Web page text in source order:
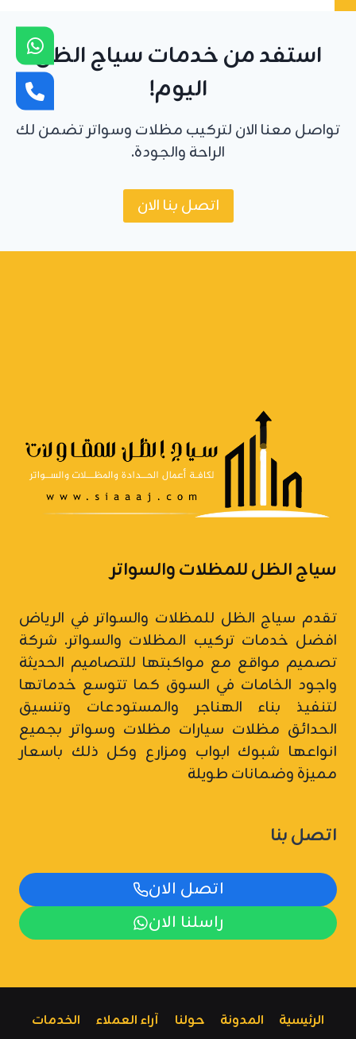
استفد من خدمات سياج الظل
اليوم!
تواصل معنا الان لتركيب مظلات وسواتر تضمن لك
الراحة والجودة.
اتصل بنا الان
سياج الظل للمظلات والسواتر
تقدم سياج الظل للمظلات والسواتر في الرياض
افضل خدمات تركيب المظلات والسواتر. شركة
تصميم مواقع مع مواكبتها للتصاميم الحديثة
واجود الخامات في السوق كما تتوسع خدماتها
لتنفيذ بناء الهناجر والمستودعات وتنسيق
الحدائق مظلات سيارات مظلات وسواتر بجميع
انواعها شبوك ابواب ومزارع وكل ذلك باسعار
مميزة وضمانات طويلة
اتصل بنا
اتصل الان
راسلنا الان
الرئيسية المدونة حولنا آراء العملاء
الخدمات